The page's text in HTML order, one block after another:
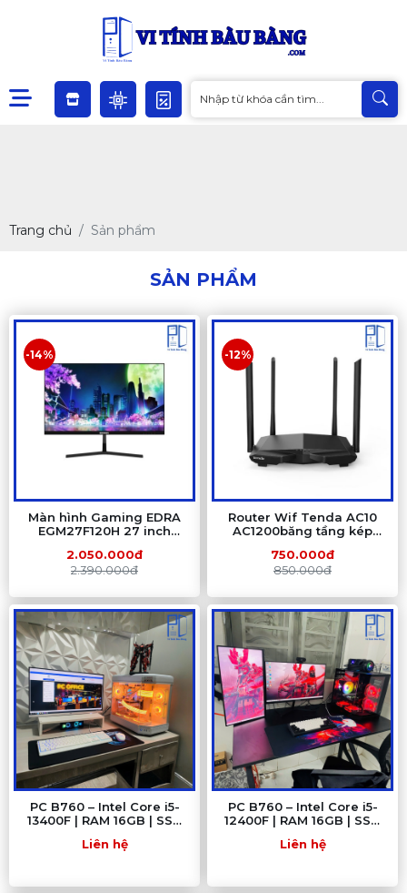
Trang chủ Sản phẩm
SẢN PHẨM
Màn hình Gaming EDRA
EGM27F120H 27 inch
2.050.000đ
2.390.000đ
-14%
Router Wif Tenda AC10
AC1200băng tầng kép
750.000đ
850.000đ
-12%
PC B760 – Intel Core i5-
13400F | RAM 16GB | SSD
năng đỉnh tầm trung 2025
Liên hệ
PC B760 – Intel Core i5-
12400F | RAM 16GB | SSD
năng mạnh mẽ cho làm
Liên hệ